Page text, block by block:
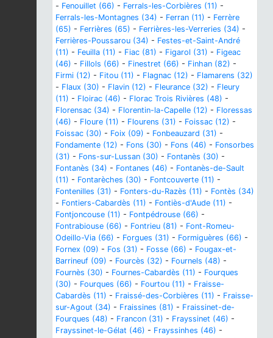
- Fenouillet (66) - Ferrals-les-Corbières (11) -
Ferrals-les-Montagnes (34) - Ferran (11) - Ferrère
(65) - Ferrières (65) - Ferrières-les-Verreries (34) -
Ferrières-Poussarou (34) - Festes-et-Saint-André
(11) - Feuilla (11) - Fiac (81) - Figarol (31) - Figeac
(46) - Fillols (66) - Finestret (66) - Finhan (82) -
Firmi (12) - Fitou (11) - Flagnac (12) - Flamarens (32)
- Flaux (30) - Flavin (12) - Fleurance (32) - Fleury
(11) - Floirac (46) - Florac Trois Rivières (48) -
Florensac (34) - Florentin-la-Capelle (12) - Floressas
(46) - Floure (11) - Flourens (31) - Foissac (12) -
Foissac (30) - Foix (09) - Fonbeauzard (31) -
Fondamente (12) - Fons (30) - Fons (46) - Fonsorbes
(31) - Fons-sur-Lussan (30) - Fontanès (30) -
Fontanès (34) - Fontanes (46) - Fontanès-de-Sault
(11) - Fontarèches (30) - Fontcouverte (11) -
Fontenilles (31) - Fonters-du-Razès (11) - Fontès (34)
- Fontiers-Cabardès (11) - Fontiès-d'Aude (11) -
Fontjoncouse (11) - Fontpédrouse (66) -
Fontrabiouse (66) - Fontrieu (81) - Font-Romeu-
Odeillo-Via (66) - Forgues (31) - Formiguères (66) -
Fornex (09) - Fos (31) - Fosse (66) - Fougax-et-
Barrineuf (09) - Fourcès (32) - Fournels (48) -
Fournès (30) - Fournes-Cabardès (11) - Fourques
(30) - Fourques (66) - Fourtou (11) - Fraisse-
Cabardès (11) - Fraissé-des-Corbières (11) - Fraisse-
sur-Agout (34) - Fraissines (81) - Fraissinet-de-
Fourques (48) - Francon (31) - Frayssinet (46) -
Frayssinet-le-Gélat (46) - Frayssinhes (46) -